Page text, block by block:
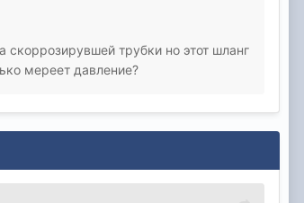
скоррозирувшей трубки но этот шланг
мереет давление?